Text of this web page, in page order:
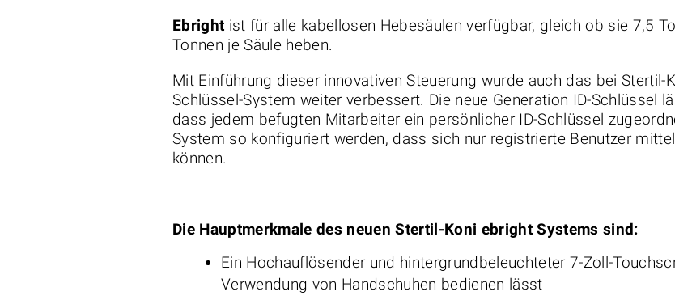
Ebright ist für alle kabellosen Hebesäulen verfügbar, gleich ob sie 7,5
Tonnen je Säule heben.
Mit Einführung dieser innovativen Steuerung wurde auch das bei Stertil-
Schlüssel-System weiter verbessert. Die neue Generation ID-Schlüssel
dass jedem befugten Mitarbeiter ein persönlicher ID-Schlüssel
System so konfiguriert werden, dass sich nur registrierte Benutzer
können.
Die Hauptmerkmale des neuen Stertil-Koni ebright Systems sind:
Ein Hochauflösender und hintergrundbeleuchteter 7-Zoll-
Verwendung von Handschuhen bedienen lässt